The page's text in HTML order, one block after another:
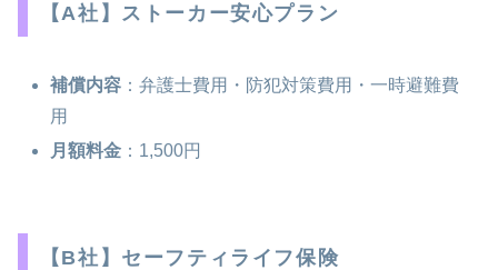
【A社】ストーカー安心プラン
補償内容 ：弁護士費用・防犯対策費用・一時避難費
用
月額料金 ：1,500円
【B社】セーフティライフ保険